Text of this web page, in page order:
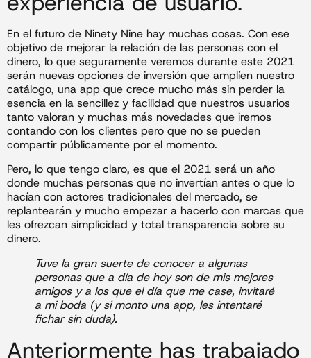
En el futuro de Ninety Nine hay muchas cosas. Con ese
objetivo de mejorar la relación de las personas con el
dinero, lo que seguramente veremos durante este 2021
serán nuevas opciones de inversión que amplíen nuestro
catálogo, una app que crece mucho más sin perder la
esencia en la sencillez y facilidad que nuestros usuarios
tanto valoran y muchas más novedades que iremos
contando con los clientes pero que no se pueden
compartir públicamente por el momento.
Pero, lo que tengo claro, es que el 2021 será un año
donde muchas personas que no invertían antes o que lo
hacían con actores tradicionales del mercado, se
replantearán y mucho empezar a hacerlo con marcas que
les ofrezcan simplicidad y total transparencia sobre su
dinero.
Tuve la gran suerte de conocer a algunas
personas que a día de hoy son de mis mejores
amigos y a los que el día que me case, invitaré
a mi boda (y si monto una app, les intentaré
fichar sin duda).
Anteriormente has trabajado